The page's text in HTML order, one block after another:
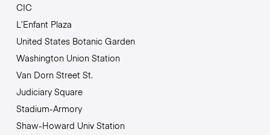
CIC
L’Enfant Plaza
United States Botanic Garden
Washington Union Station
Van Dorn Street St.
Judiciary Square
Stadium-Armory
Shaw-Howard Univ Station